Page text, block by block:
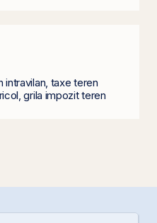
taxe teren
grila impozit teren